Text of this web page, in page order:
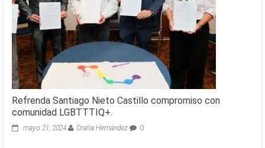
Refrenda Santiago Nieto Castillo compromiso con
comunidad LGBTTTIQ+.
mayo 21, 2024 Oralia Hernández 0